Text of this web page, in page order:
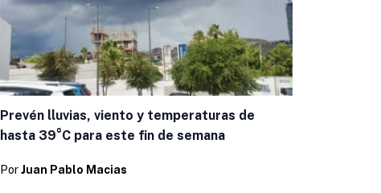
Prevén lluvias, viento y temperaturas de
hasta 39°C para este fin de semana
PorJuan Pablo Macias